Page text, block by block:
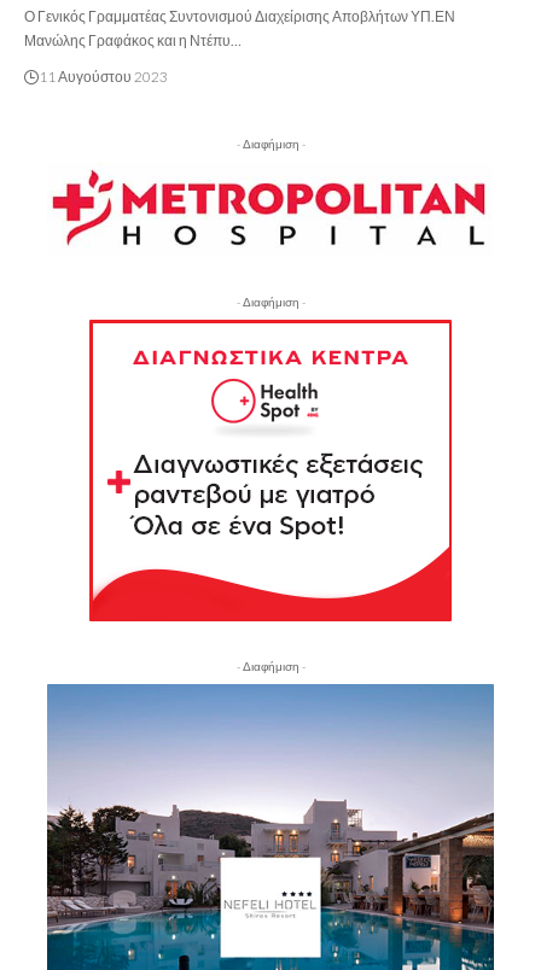
Ο Γενικός Γραμματέας Συντονισμού Διαχείρισης Αποβλήτων ΥΠ.ΕΝ
Μανώλης Γραφάκος και η Ντέπυ…
11 Αυγούστου 2023
- Διαφήμιση -
- Διαφήμιση -
- Διαφήμιση -